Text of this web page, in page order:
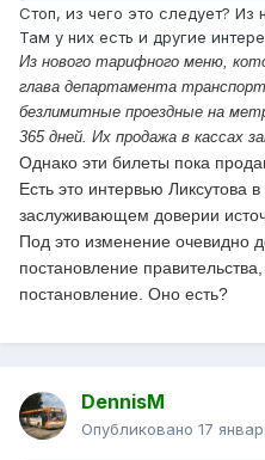
Стоп, из чего это следует? Из
Там у них есть и другие
Из нового тарифного меню,
глава департамента
безлимитные проезд­ные на
365 дней. Их продажа в кассах
Однако эти билеты пока
Есть это интервью Ликсутова
заслуживающем доверии
Под это изменение очевидно
постановление
постановление. Оно есть?
DennisM
Опубликовано 17